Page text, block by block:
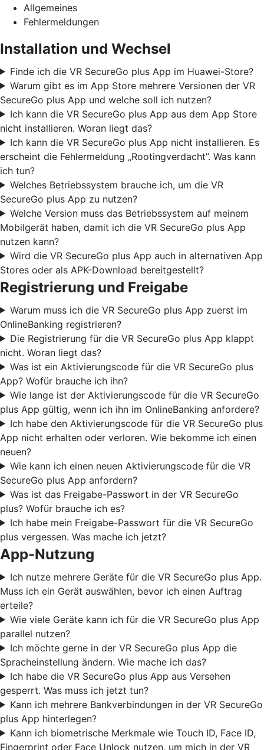
Allgemeines
Fehlermeldungen
Installation und Wechsel
Finde ich die VR SecureGo plus App im Huawei-Store?
Warum gibt es im App Store mehrere Versionen der VR
SecureGo plus App und welche soll ich nutzen?
Ich kann die VR SecureGo plus App aus dem App Store
nicht installieren. Woran liegt das?
Ich kann die VR SecureGo plus App nicht installieren. Es
erscheint die Fehlermeldung „Rootingverdacht”. Was kann
ich tun?
Welches Betriebssystem brauche ich, um die VR
SecureGo plus App zu nutzen?
Welche Version muss das Betriebssystem auf meinem
Mobilgerät haben, damit ich die VR SecureGo plus App
nutzen kann?
Wird die VR SecureGo plus App auch in alternativen App
Stores oder als APK-Download bereitgestellt?
Registrierung und Freigabe
Warum muss ich die VR SecureGo plus App zuerst im
OnlineBanking registrieren?
Die Registrierung für die VR SecureGo plus App klappt
nicht. Woran liegt das?
Was ist ein Aktivierungscode für die VR SecureGo plus
App? Wofür brauche ich ihn?
Wie lange ist der Aktivierungscode für die VR SecureGo
plus App gültig, wenn ich ihn im OnlineBanking anfordere?
Ich habe den Aktivierungscode für die VR SecureGo plus
App nicht erhalten oder verloren. Wie bekomme ich einen
neuen?
Wie kann ich einen neuen Aktivierungscode für die VR
SecureGo plus App anfordern?
Was ist das Freigabe-Passwort in der VR SecureGo
plus? Wofür brauche ich es?
Ich habe mein Freigabe-Passwort für die VR SecureGo
plus vergessen. Was mache ich jetzt?
App-Nutzung
Ich nutze mehrere Geräte für die VR SecureGo plus App.
Muss ich ein Gerät auswählen, bevor ich einen Auftrag
erteile?
Wie viele Geräte kann ich für die VR SecureGo plus App
parallel nutzen?
Ich möchte gerne in der VR SecureGo plus App die
Spracheinstellung ändern. Wie mache ich das?
Ich habe die VR SecureGo plus App aus Versehen
gesperrt. Was muss ich jetzt tun?
Kann ich mehrere Bankverbindungen in der VR SecureGo
plus App hinterlegen?
Kann ich biometrische Merkmale wie Touch ID, Face ID,
Fingerprint oder Face Unlock nutzen, um mich in der VR